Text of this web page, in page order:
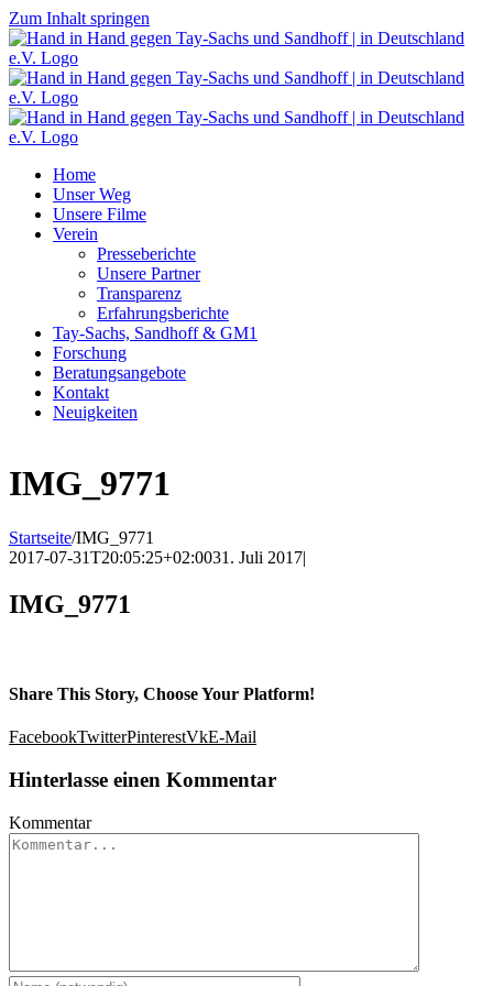
Zum Inhalt springen
Home
Unser Weg
Unsere Filme
Verein
Presseberichte
Unsere Partner
Transparenz
Erfahrungsberichte
Tay-Sachs, Sandhoff & GM1
Forschung
Beratungsangebote
Kontakt
Neuigkeiten
IMG_9771
Startseite/IMG_9771
2017-07-31T20:05:25+02:0031. Juli 2017|
IMG_9771
Share This Story, Choose Your Platform!
FacebookTwitterPinterestVkE-Mail
Hinterlasse einen Kommentar
Kommentar